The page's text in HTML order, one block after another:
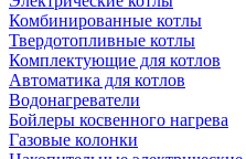
Комбинированные котлы
Твердотопливные котлы
Комплектующие для котлов
Автоматика для котлов
Водонагреватели
Бойлеры косвенного нагрева
Газовые колонки